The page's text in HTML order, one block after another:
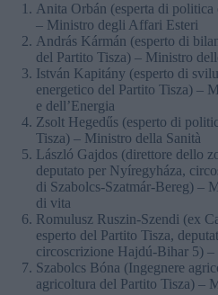
Anita Orbán (esperta di politica
– Ministro degli Affari Esteri
András Kármán (esperto di
del Partito Tisza) – Ministro
István Kapitány (esperto di
energetico del Partito Tisza) –
e dell’Energia
Zsolt Hegedűs (esperto di
Tisza) – Ministro della Sanità
László Gajdos (direttore dello
deputato per Nyíregyháza,
di Szabolcs-Szatmár-Bereg) –
di vita
Romulusz Ruszin-Szendi (ex
esperto del Partito Tisza,
circoscrizione Hajdú-Bihar 5)
Szabolcs Bóna (Ingegnere
agricoltura del Partito Tisza) –